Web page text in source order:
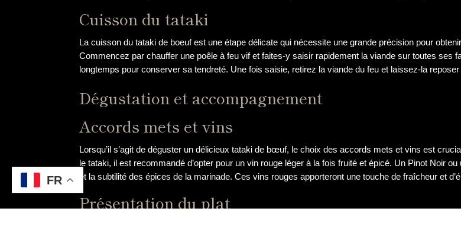
Cuisson du tataki
La cuisson du tataki de boeuf est une étape délicate qui nécessite une grande précision pour
Commencez par chauffer une poêle à feu vif et faites-y saisir rapidement la viande sur toutes ses
longtemps pour conserver sa tendreté. Une fois saisie, retirez la viande du feu et laissez-la
Dégustation et accompagnement
Accords mets et vins
Lorsqu’il s’agit de déguster un délicieux tataki de bœuf, le choix des accords mets et vins est
le tataki, il est recommandé d’opter pour un vin rouge léger à la fois fruité et épicé. Un Pinot Noir
et la subtilité des épices de la marinade. Ces vins rouges apporteront une touche de fraîcheur et
Présentation du plat
FR